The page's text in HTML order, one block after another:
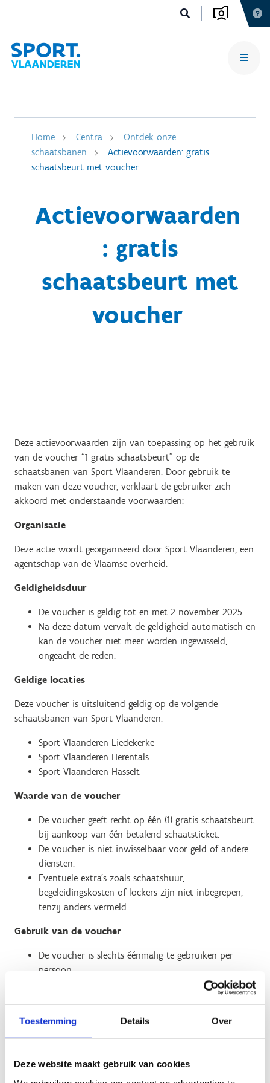
Toestemming Details Over
Deze website maakt gebruik van cookies
Home Centra
Ontdek onze
schaatsbanen
Actievoorwaarden: gratis
schaatsbeurt met voucher
Actievoorwaarden
: gratis
schaatsbeurt met
voucher
Deze actievoorwaarden zijn van toepassing op het gebruik
van de voucher “1 gratis schaatsbeurt” op de
schaatsbanen van Sport Vlaanderen. Door gebruik te
maken van deze voucher, verklaart de gebruiker zich
akkoord met onderstaande voorwaarden:
Organisatie
Deze actie wordt georganiseerd door Sport Vlaanderen, een
agentschap van de Vlaamse overheid.
Geldigheidsduur
De voucher is geldig tot en met 2 november 2025.
Na deze datum vervalt de geldigheid automatisch en
kan de voucher niet meer worden ingewisseld,
ongeacht de reden.
Geldige locaties
Deze voucher is uitsluitend geldig op de volgende
schaatsbanen van Sport Vlaanderen:
Sport Vlaanderen Liedekerke
Sport Vlaanderen Herentals
Sport Vlaanderen Hasselt
Waarde van de voucher
De voucher geeft recht op één (1) gratis schaatsbeurt
bij aankoop van één betalend schaatsticket.
De voucher is niet inwisselbaar voor geld of andere
diensten.
Eventuele extra’s zoals schaatshuur,
begeleidingskosten of lockers zijn niet inbegrepen,
tenzij anders vermeld.
Gebruik van de voucher
De voucher is slechts éénmalig te gebruiken per
persoon.
De voucher is uitsluitend online in te wisselen via
het officiële online reservatiesysteem van de
De voucher moet worden ingevuld of toegevoegd
tijdens het online reservatieproces, voor de betaling.
terugbetalingen zijn niet mogelijk.